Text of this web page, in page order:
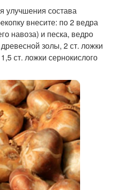
улучшения состава
внесите: по 2 ведра
навоза) и песка, ведро
золы, 2 ст. ложки
ст. ложки сернокислого